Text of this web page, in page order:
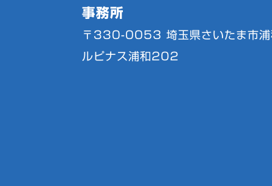
事務所
〒330-0053埼玉県さいたま市
ルピナス浦和202